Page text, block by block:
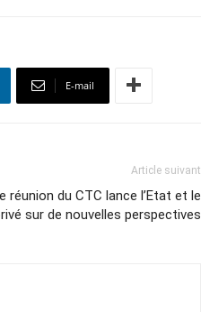
E-mail
Article suivant
réunion du CTC lance l’Etat et le
sur de nouvelles perspectives